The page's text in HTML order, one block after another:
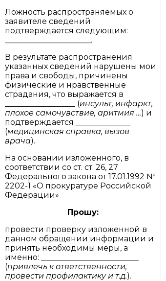
Ложность распространяемых о
заявителе сведений
подтверждается следующим:
______________________.
В результате распространения
указанных сведений нарушены мои
права и свободы, причинены
физические и нравственные
страдания, что выражается в
__________________ (инсульт, инфаркт,
плохое самочувствие, аритмия …) и
подтверждается ______________
(медицинская справка, вызов
врача).
На основании изложенного, в
соответствии со ст. ст. 26, 27
Федерального закона от 17.01.1992 №
2202-1 «О прокуратуре Российской
Федерации»
Прошу:
провести проверку изложенной в
данном обращении информации и
принять необходимы меры, а
именно: _________________________
(привлечь к ответственности,
провести профилактику и т.д.).